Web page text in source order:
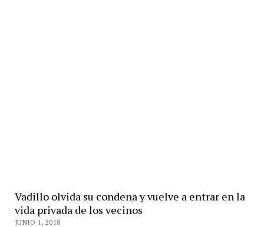
Vadillo olvida su condena y vuelve a entrar en la
vida privada de los vecinos
JUNIO 1, 2018